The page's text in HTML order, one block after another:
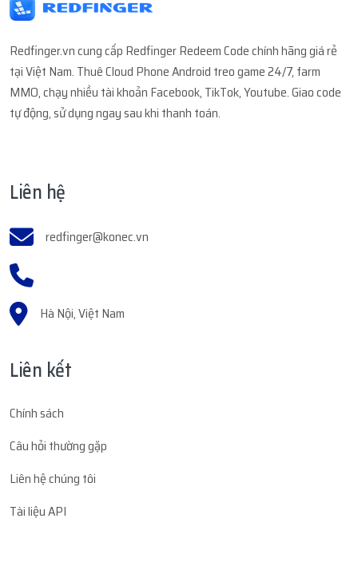
Redfinger.vn cung cấp Redfinger Redeem Code chính hãng giá rẻ
tại Việt Nam. Thuê Cloud Phone Android treo game 24/7, farm
MMO, chạy nhiều tài khoản Facebook, TikTok, Youtube. Giao code
tự động, sử dụng ngay sau khi thanh toán.
Liên hệ
redfinger@konec.vn
Hà Nội, Việt Nam
Liên kết
Chính sách
Câu hỏi thường gặp
Liên hệ chúng tôi
Tài liệu API